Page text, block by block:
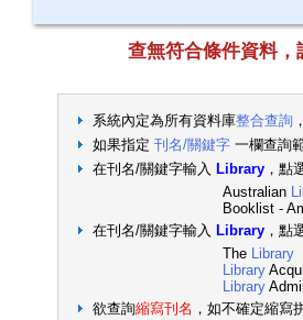
查無符合條件資料
系統內定為所有資料庫整合查詢
如果指定刊名/關鍵字 一欄查詢
在刊名/關鍵字輸入 Library ，點
Australian
Booklist -
在刊名/關鍵字輸入 Library ，點
The Library
Library
Library
欲查詢縮寫刊名 ，如不確定縮寫